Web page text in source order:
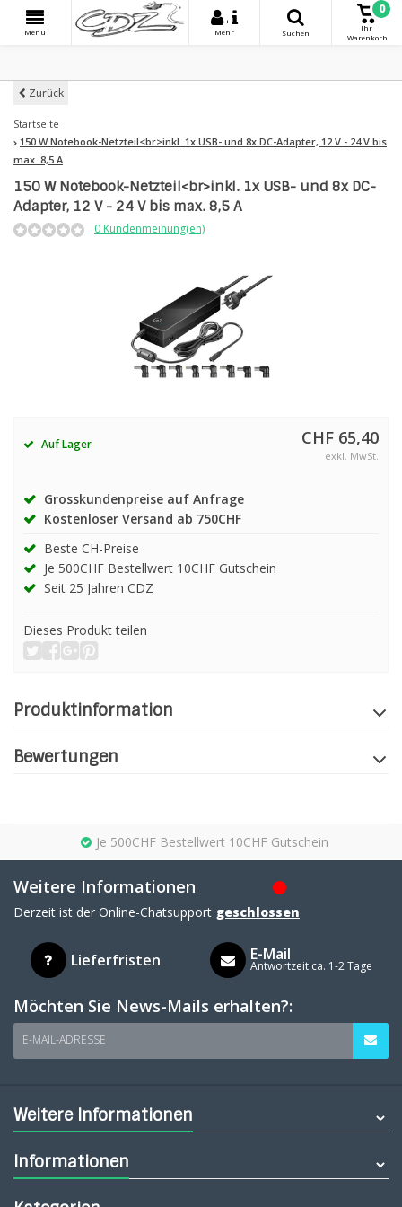
Menu
+
Mehr
Suchen
0
Ihr
Warenkorb
Zurück
Startseite
150 W Notebook-Netzteil<br>inkl. 1x USB- und 8x DC-Adapter, 12 V - 24 V bis
max. 8,5 A
150 W Notebook-Netzteil<br>inkl. 1x USB- und 8x DC-
Adapter, 12 V - 24 V bis max. 8,5 A
0 Kundenmeinung(en)
Auf Lager CHF 65,40
exkl. MwSt.
Grosskundenpreise auf Anfrage
Kostenloser Versand ab 750CHF
Beste CH-Preise
Je 500CHF Bestellwert 10CHF Gutschein
Seit 25 Jahren CDZ
Dieses Produkt teilen
Produktinformation
Bewertungen
Je 500CHF Bestellwert 10CHF Gutschein
Weitere Informationen
Derzeit ist der Online-Chatsupport geschlossen
Lieferfristen E-Mail
Antwortzeit ca. 1-2 Tage
Möchten Sie News-Mails erhalten?:
E-MAIL-ADRESSE
Weitere Informationen
Informationen